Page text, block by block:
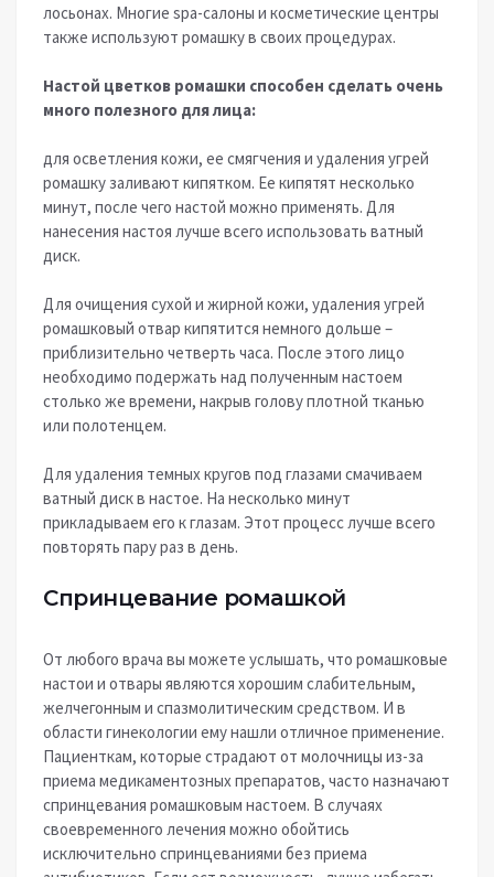
лосьонах. Многие spa-салоны и косметические центры
также используют ромашку в своих процедурах.
Настой цветков ромашки способен сделать очень
много полезного для лица:
для осветления кожи, ее смягчения и удаления угрей
ромашку заливают кипятком. Ее кипятят несколько
минут, после чего настой можно применять. Для
нанесения настоя лучше всего использовать ватный
диск.
Для очищения сухой и жирной кожи, удаления угрей
ромашковый отвар кипятится немного дольше –
приблизительно четверть часа. После этого лицо
необходимо подержать над полученным настоем
столько же времени, накрыв голову плотной тканью
или полотенцем.
Для удаления темных кругов под глазами смачиваем
ватный диск в настое. На несколько минут
прикладываем его к глазам. Этот процесс лучше всего
повторять пару раз в день.
Спринцевание ромашкой
От любого врача вы можете услышать, что ромашковые
настои и отвары являются хорошим слабительным,
желчегонным и спазмолитическим средством. И в
области гинекологии ему нашли отличное применение.
Пациенткам, которые страдают от молочницы из-за
приема медикаментозных препаратов, часто назначают
спринцевания ромашковым настоем. В случаях
своевременного лечения можно обойтись
исключительно спринцеваниями без приема